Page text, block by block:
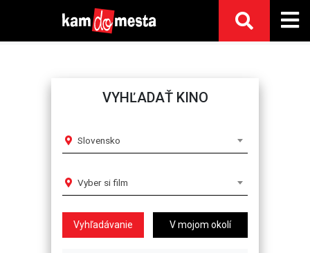
VYHĽADAŤ KINO
Slovensko
Vyber si film
V mojom okolí